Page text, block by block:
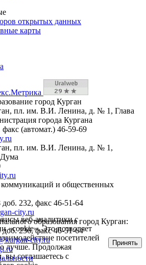
открытых данных
карты
город Курган
пл. им. В.И. Ленина, д. № 1, Глава
города Кургана
(автомат.) 46-59-69
пл. им. В.И. Ленина, д. № 1,
Дума
и общественных
232, факс 46-51-64
city.ru
образования город Курган:
доб. 236, факс 46-51-64
city.ru
веб-аналитики с
«cookie». Это позволяет
посетителей
лучше. Продолжая
вы соглашаетесь с
Принять